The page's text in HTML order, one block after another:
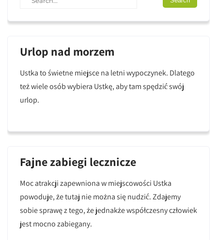
Urlop nad morzem
Ustka to świetne miejsce na letni wypoczynek. Dlatego
też wiele osób wybiera Ustkę, aby tam spędzić swój
urlop.
Fajne zabiegi lecznicze
Moc atrakcji zapewniona w miejscowości Ustka
powoduje, że tutaj nie można się nudzić. Zdajemy
sobie sprawę z tego, że jednakże współczesny człowiek
jest mocno zabiegany.